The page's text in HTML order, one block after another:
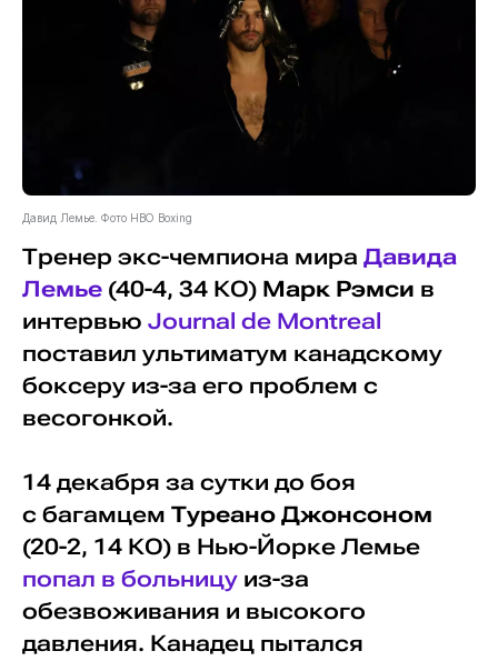
Давид Лемье. Фото HBO Boxing
Тренер экс-чемпиона мира Давида
Лемье(40-4, 34 КО) Марк Рэмси в
интервью Journal de Montreal
поставил ультиматум канадскому
боксеру из-за его проблем с
весогонкой.
14 декабря за сутки до боя
с багамцем Туреано Джонсоном
(20-2, 14 КО) в Нью-Йорке Лемье
попал в больницуиз-за
обезвоживания и высокого
давления. Канадец пытался